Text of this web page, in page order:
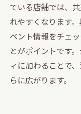
ている店舗では、
れやすくなります
ベント情報をチェ
とがポイントです
ィに加わることで
らに広がります。